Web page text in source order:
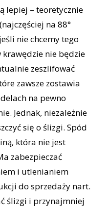
lepiej – teoretycznie
na 88°
nie chcemy tego
krawędzie nie będzie
zeszlifować
zawsze zostawia
na pewno
Jednak, niezależnie
się o ślizgi. Spód
która nie jest
zabezpieczać
i utlenianiem
do sprzedaży nart.
ślizgi i przynajmniej